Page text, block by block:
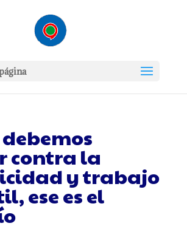
contra la
y trabajo
ese es el